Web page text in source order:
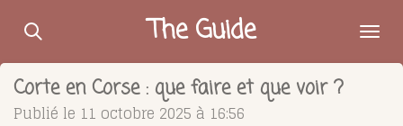
Passer
contenu
principal
The Guide
Corte en Corse : que faire et que voir ?
Publié le 11 octobre 2025 à 16:56